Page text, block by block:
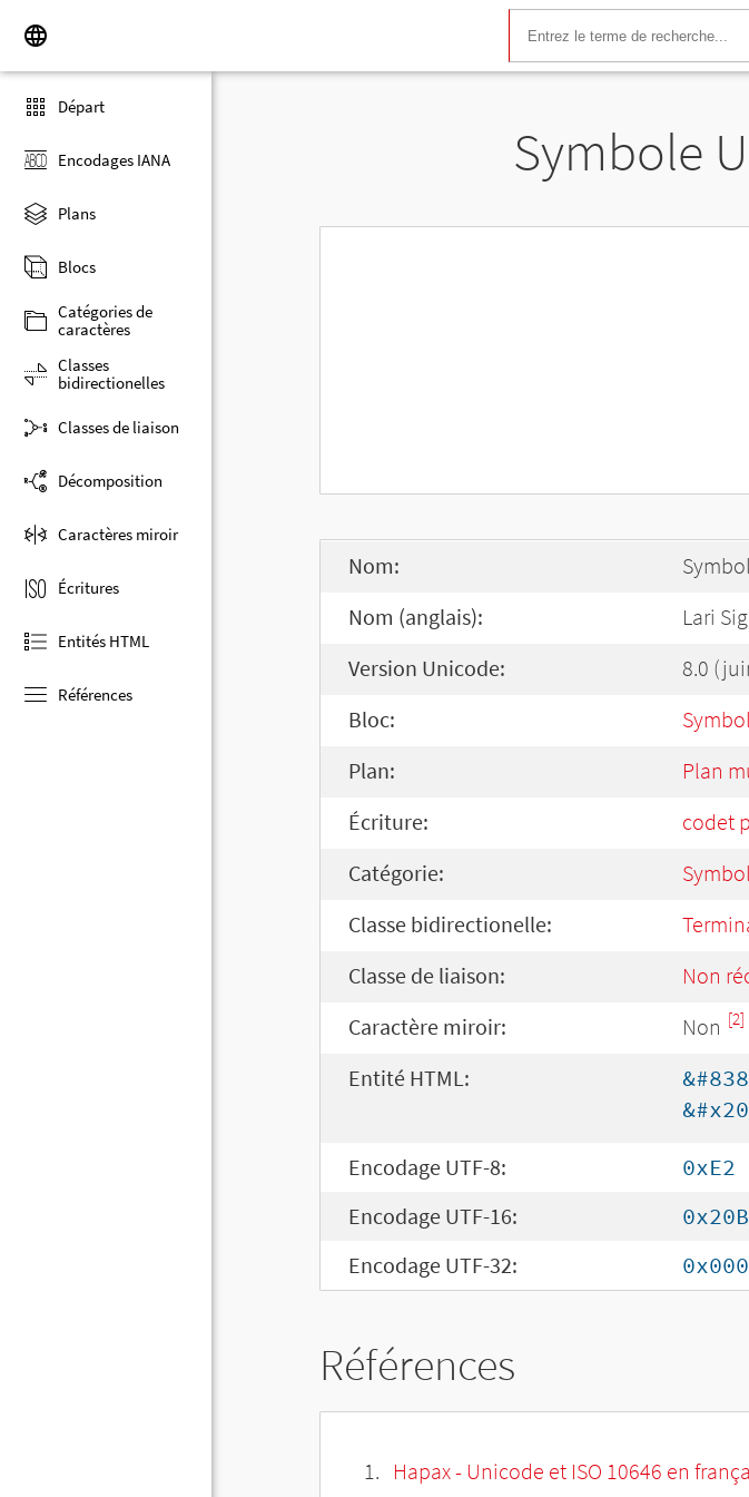
Départ
Encodages IANA
Plans
Blocs
Catégories de
caractères
Classes
bidirectionelles
Classes de liaison
Décomposition
Caractères miroir
Écritures
Entités HTML
Références
Symbole
Nom:
Nom (anglais): Lari
Version Unicode: 8.0
Bloc:
Plan: Plan
Écriture: codet
Catégorie:
Classe bidirectionelle:
Classe de liaison: Non
Caractère miroir: Non [2]
Entité HTML:
Encodage UTF-8:
0xE2
Encodage UTF-16:
Encodage UTF-32:
Références
Hapax - Unicode et ISO 10646 en